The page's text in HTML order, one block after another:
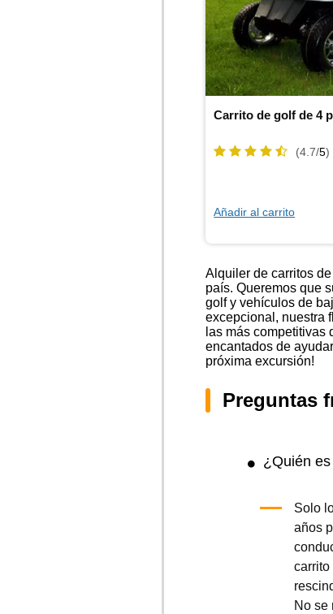
Carrito de golf de 4
(4.7/5)
Añadir al carrito
Alquiler de carritos
país. Queremos que
golf y vehículos de
excepcional, nuestra
las más competitivas
encantados de
próxima excursión!
Preguntas
¿Quién
Solo
años
carrito
No se